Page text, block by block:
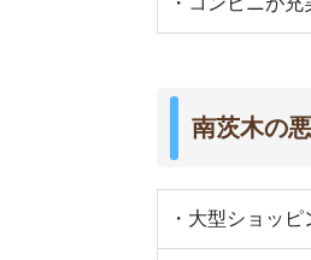
・駅前に食品スーパ
・一人暮らし向け
・緑の多い落ち着い